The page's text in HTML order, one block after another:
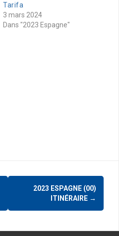
Tarifa
3 mars 2024
Dans "2023 Espagne"
2023 ESPAGNE (00)
ITINÉRAIRE →